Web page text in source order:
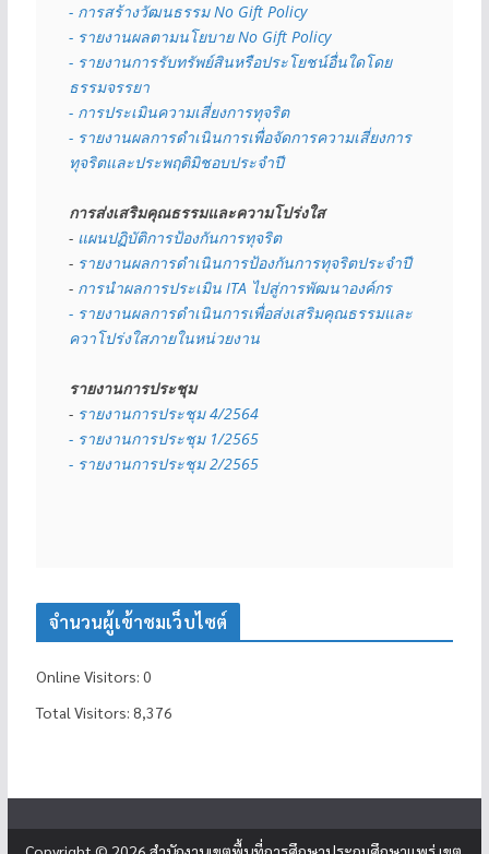
- การสร้างวัฒนธรรม No Gift Policy
- รายงานผลตามนโยบาย No Gift Policy
- รายงานการรับทรัพย์สินหรือประโยชน์อื่นใดโดย
ธรรมจรรยา
- การประเมินความเสี่ยงการทุจริต
- รายงานผลการดำเนินการเพื่อจัดการความเสี่ยงการ
ทุจริตและประพฤติมิชอบประจำปี
การส่งเสริมคุณธรรมและความโปร่งใส
- แผนปฏิบัติการป้องกันการทุจริต
- รายงานผลการดำเนินการป้องกันการทุจริตประจำปี
- การนำผลการประเมิน ITA ไปสู่การพัฒนาองค์กร
- รายงานผลการดำเนินการเพื่อส่งเสริมคุณธรรมและ
ควาโปร่งใสภายในหน่วยงาน
รายงานการประชุม
- รายงานการประชุม 4/2564
- รายงานการประชุม 1/2565
- รายงานการประชุม 2/2565
จำนวนผู้เข้าชมเว็บไซต์
Online Visitors: 0
Total Visitors: 8,376